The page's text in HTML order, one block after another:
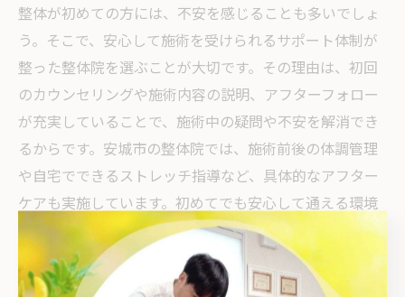
整体が初めての方には、不安を感じることも多いでしょ
う。そこで、安心して施術を受けられるサポート体制が
整った整体院を選ぶことが大切です。その理由は、初回
のカウンセリングや施術内容の説明、アフターフォロー
が充実していることで、施術中の疑問や不安を解消でき
るからです。安城市の整体院では、施術前後の体調管理
や自宅でできるストレッチ指導など、具体的なアフター
ケアも実施しています。初めてでも安心して通える環境
を整えている整体院を選びましょう。
整体院選びで失敗しないための注意点